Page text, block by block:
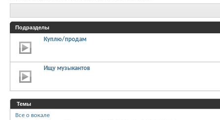
Подразделы
Куплю/продам
Ищу музыкантов
Темы
Все о вокале